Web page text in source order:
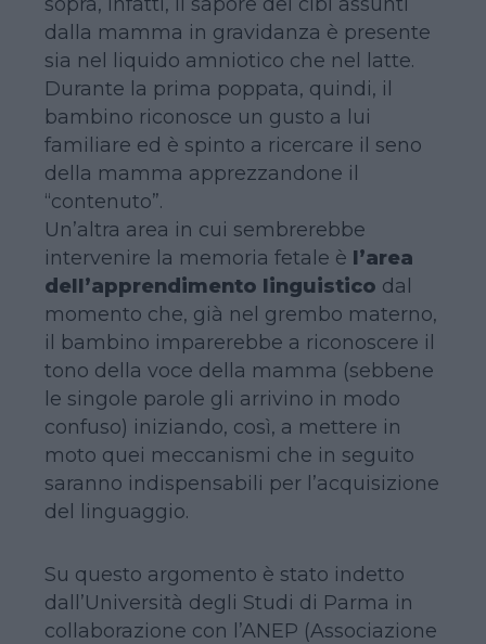
dalla mamma in gravidanza è presente
sia nel liquido amniotico che nel latte.
Durante la prima poppata, quindi, il
bambino riconosce un gusto a lui
familiare ed è spinto a ricercare il seno
della mamma apprezzandone il
“contenuto”.
Un’altra area in cui sembrerebbe
intervenire la memoria fetale è l’area
dell’apprendimento linguistico dal
momento che, già nel grembo materno,
il bambino imparerebbe a riconoscere il
tono della voce della mamma (sebbene
le singole parole gli arrivino in modo
confuso) iniziando, così, a mettere in
moto quei meccanismi che in seguito
saranno indispensabili per l’acquisizione
del linguaggio.
Su questo argomento è stato indetto
dall’Università degli Studi di Parma in
collaborazione con l’ANEP (Associazione